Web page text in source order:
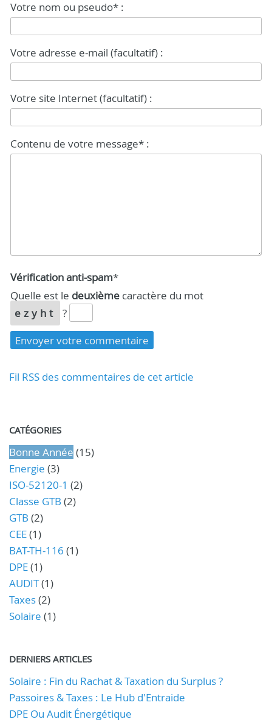
Votre nom ou pseudo* :
Votre adresse e-mail (facultatif) :
Votre site Internet (facultatif) :
Contenu de votre message* :
Vérification anti-spam*
Quelle est le deuxième caractère du mot
ezyht
?
Fil RSS des commentaires de cet article
CATÉGORIES
Bonne Année (15)
Energie (3)
ISO-52120-1 (2)
Classe GTB (2)
GTB (2)
CEE(1)
BAT-TH-116 (1)
DPE(1)
AUDIT(1)
Taxes(2)
Solaire (1)
DERNIERS ARTICLES
Solaire : Fin du Rachat & Taxation du Surplus ?
Passoires & Taxes : Le Hub d'Entraide
DPE Ou Audit Énergétique